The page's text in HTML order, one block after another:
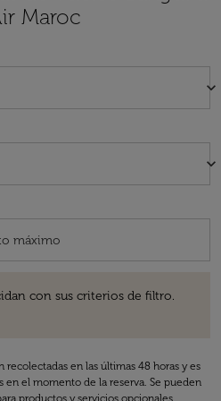
Maroc
keyboard_arrow_down
keyboard_arrow_down
con sus criterios de filtro.
recolectadas en las últimas 48 horas y es
en el momento de la reserva. Se pueden
productos y servicios opcionales.